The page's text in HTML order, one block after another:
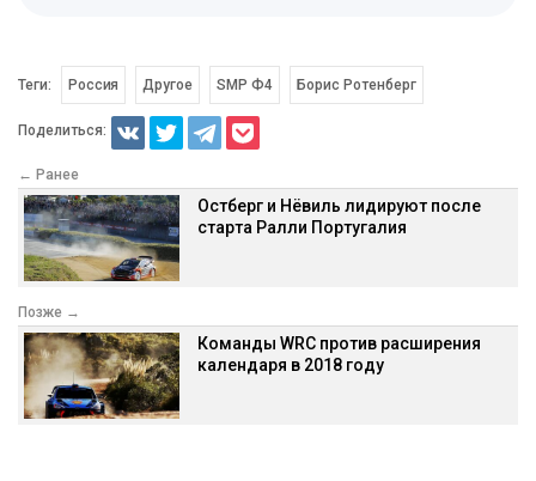
Теги: Россия Другое SMP Ф4 Борис Ротенберг
Поделиться:
← Ранее
Остберг и Нёвиль лидируют после
старта Ралли Португалия
Позже →
Команды WRC против расширения
календаря в 2018 году